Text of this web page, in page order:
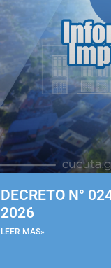
DECRETO N°
2026
LEER MAS»